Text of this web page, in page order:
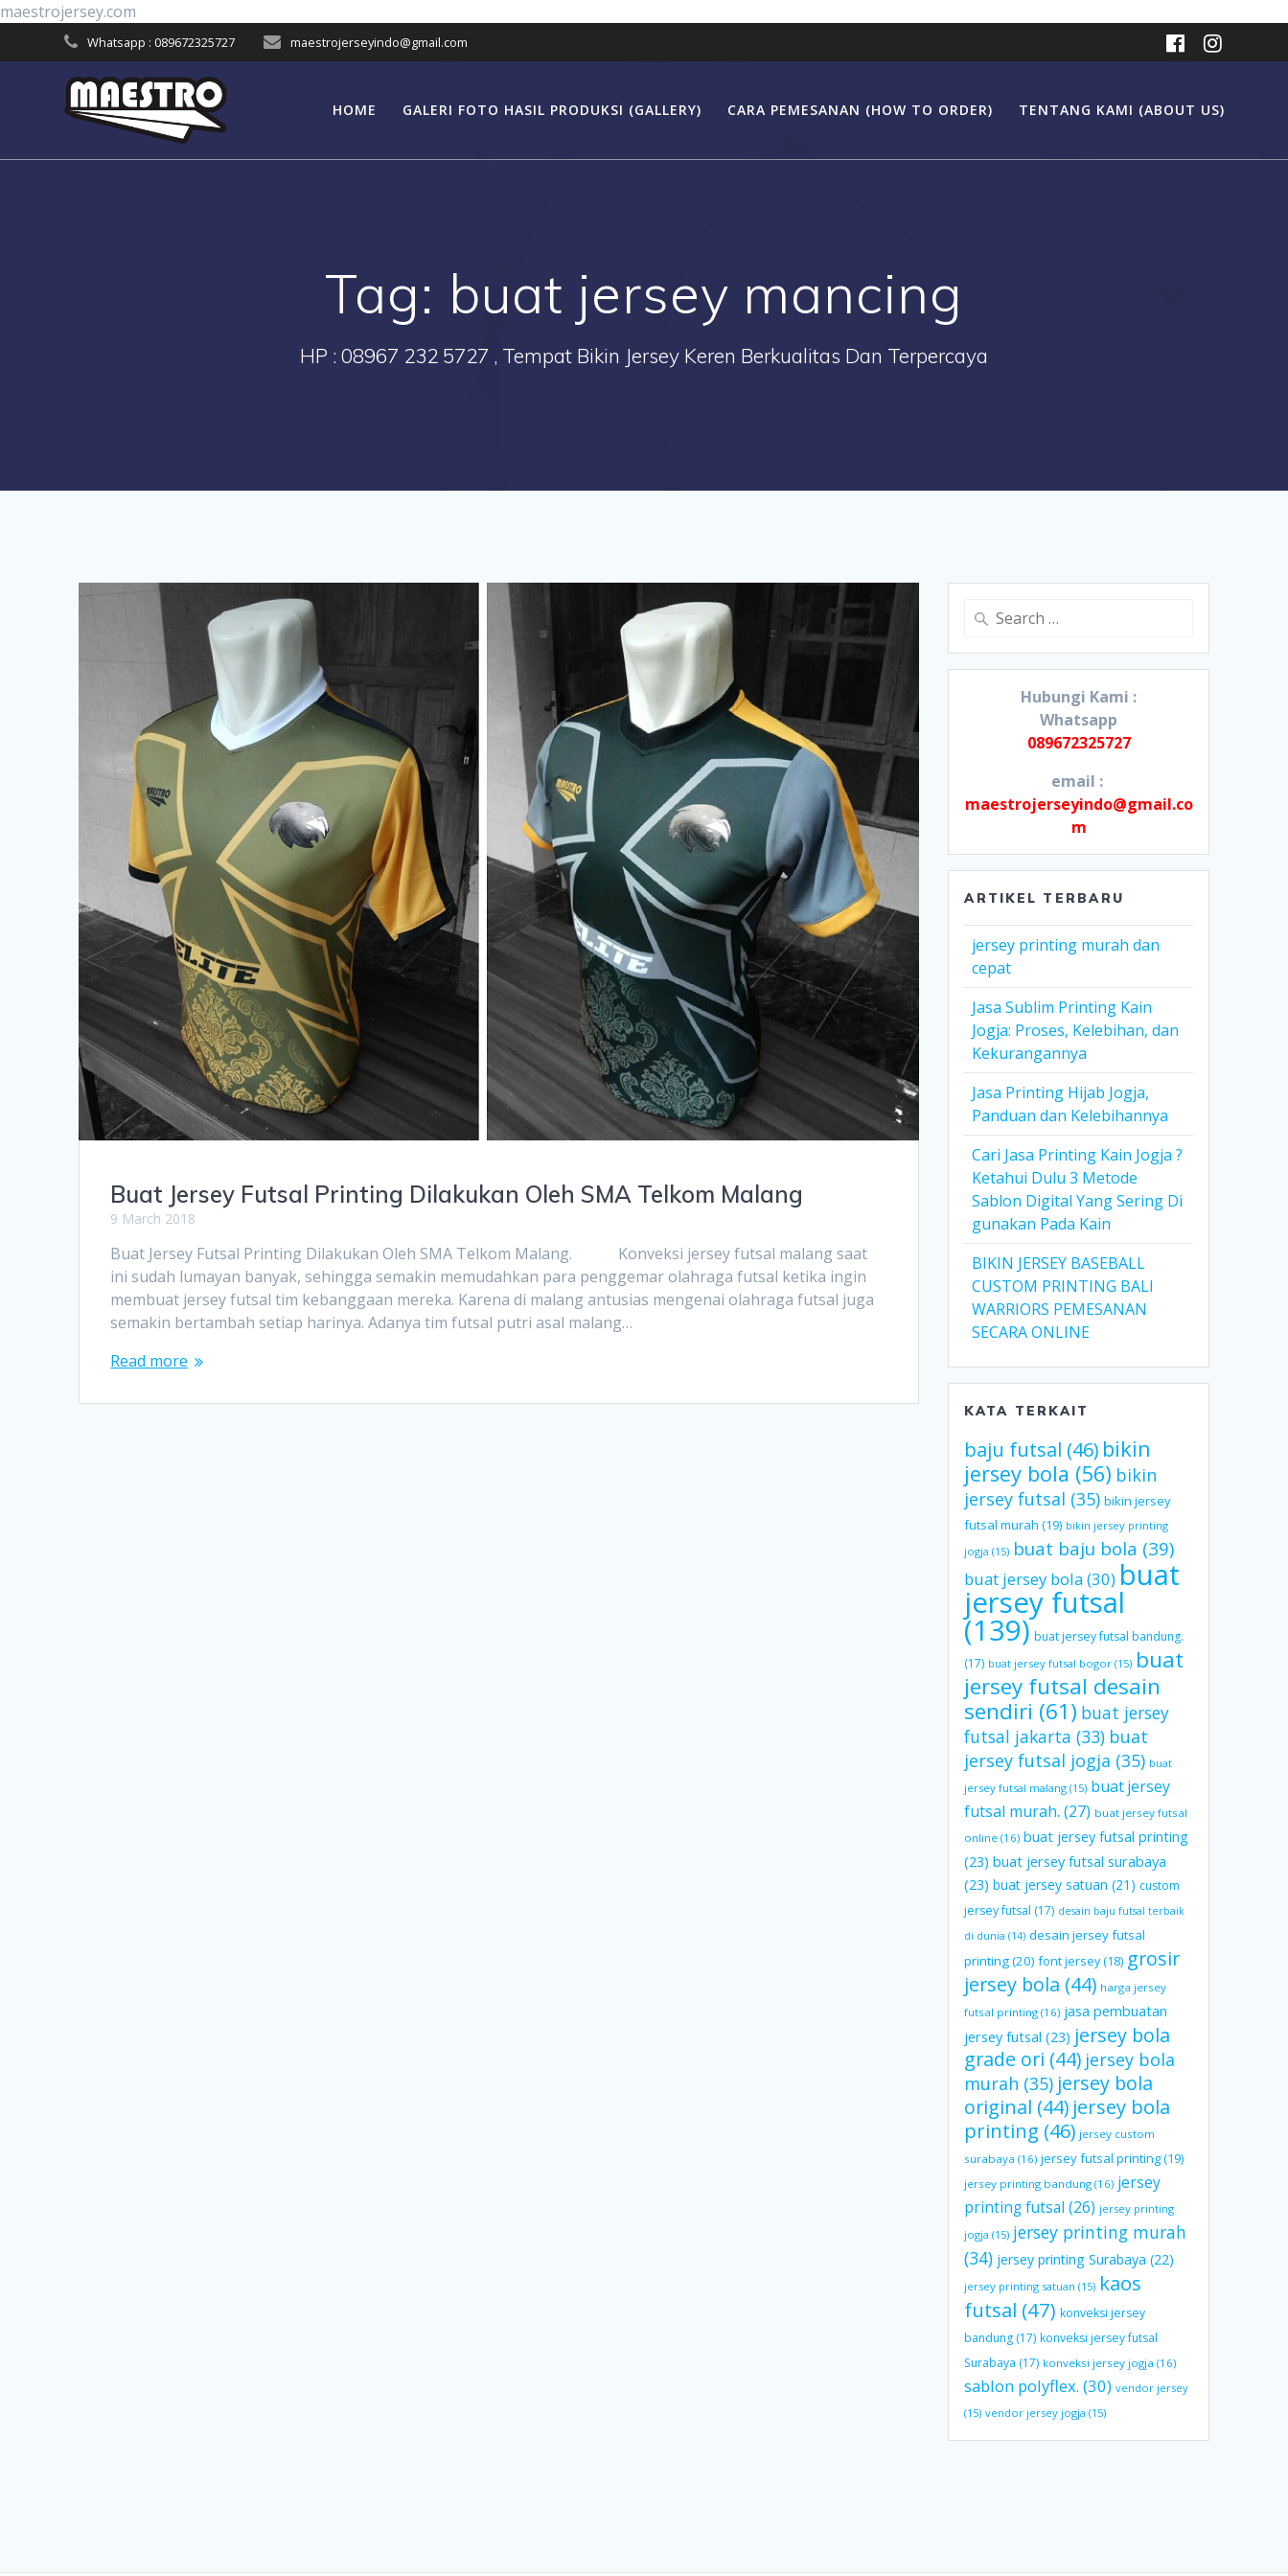
maestrojersey.com
content
Whatsapp : 089672325727 maestrojerseyindo@gmail.com
HOME GALERI FOTO HASIL PRODUKSI (GALLERY) CARA PEMESANAN (HOW TO ORDER) TENTANG KAMI (ABOUT US)
Tag: buat jersey mancing
HP : 08967 232 5727 , Tempat Bikin Jersey Keren Berkualitas Dan Terpercaya
Buat Jersey Futsal Printing Dilakukan Oleh SMA Telkom Malang
9 March 2018
Buat Jersey Futsal Printing Dilakukan Oleh SMA Telkom Malang. Konveksi jersey futsal malang saat
ini sudah lumayan banyak, sehingga semakin memudahkan para penggemar olahraga futsal ketika ingin
membuat jersey futsal tim kebanggaan mereka. Karena di malang antusias mengenai olahraga futsal juga
semakin bertambah setiap harinya. Adanya tim futsal putri asal malang…
Read more
Search
Hubungi Kami :
Whatsapp
089672325727
email :
maestrojerseyindo@gmail.co
m
ARTIKEL TERBARU
jersey printing murah dan
cepat
Jasa Sublim Printing Kain
Jogja: Proses, Kelebihan, dan
Kekurangannya
Jasa Printing Hijab Jogja,
Panduan dan Kelebihannya
Cari Jasa Printing Kain Jogja ?
Ketahui Dulu 3 Metode
Sablon Digital Yang Sering Di
gunakan Pada Kain
BIKIN JERSEY BASEBALL
CUSTOM PRINTING BALI
WARRIORS PEMESANAN
SECARA ONLINE
KATA TERKAIT
baju futsal (46) bikin
jersey bola (56) bikin
jersey futsal (35) bikin jersey
futsal murah (19) bikin jersey printing
jogja (15) buat baju bola (39)
buat jersey bola(30) buat
jersey futsal
(139) buat jersey futsal bandung.
(17) buat jersey futsal bogor (15) buat
jersey futsal desain
sendiri (61) buat jersey
futsal jakarta (33) buat
jersey futsal jogja (35) buat
jersey futsal malang (15) buat jersey
futsal murah. (27) buat jersey futsal
online (16) buat jersey futsal printing
(23) buat jersey futsal surabaya
(23) buat jersey satuan (21) custom
jersey futsal (17) desain baju futsal terbaik
di dunia (14) desain jersey futsal
printing(20) font jersey(18) grosir
jersey bola (44) harga jersey
futsal printing (16) jasa pembuatan
jersey futsal (23) jersey bola
grade ori (44) jersey bola
murah (35) jersey bola
original (44) jersey bola
printing (46) jersey custom
surabaya (16) jersey futsal printing(19)
jersey printing bandung (16) jersey
printing futsal (26) jersey printing
jogja (15) jersey printing murah
(34) jersey printing Surabaya (22)
jersey printing satuan (15) kaos
futsal (47) konveksi jersey
bandung (17) konveksi jersey futsal
Surabaya (17) konveksi jersey jogja (16)
sablon polyflex. (30) vendor jersey
(15) vendor jersey jogja (15)